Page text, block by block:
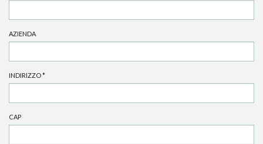
AZIENDA
INDIRIZZO*
CAP